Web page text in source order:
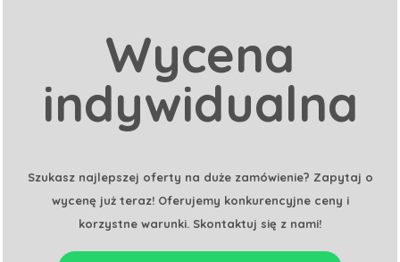
Wycena
indywidualna
Szukasz najlepszej oferty na duże zamówienie? Zapytaj o
wycenę już teraz! Oferujemy konkurencyjne ceny i
korzystne warunki. Skontaktuj się z nami!